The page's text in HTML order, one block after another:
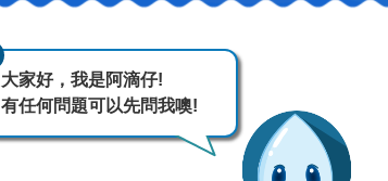
大家好，我是阿滴仔!
有任何問題可以先問我噢!